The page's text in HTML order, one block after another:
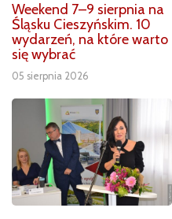
Weekend 7–9 sierpnia na
Śląsku Cieszyńskim. 10
wydarzeń, na które warto
się wybrać
05 sierpnia 2026